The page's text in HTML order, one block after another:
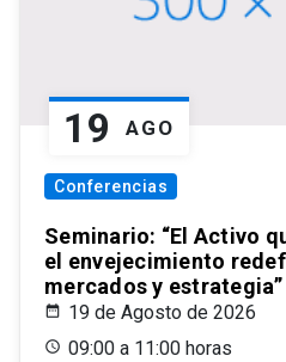
19 AGO
Conferencias
Seminario: “El Activo
el envejecimiento
mercados y estrategia”
19 de Agosto de 2026
09:00 a 11:00 horas